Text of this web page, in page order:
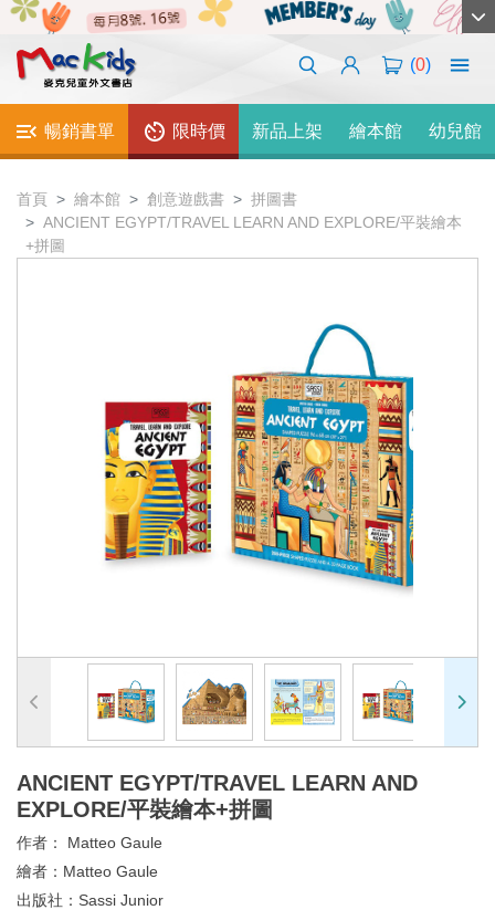
(0)
暢銷書單 限時價 新品上架 繪本館 幼兒館
首頁 繪本館 創意遊戲書
拼圖書
ANCIENT EGYPT/TRAVEL LEARN AND EXPLORE/平裝繪本
+拼圖
ANCIENT EGYPT/TRAVEL LEARN AND
EXPLORE/平裝繪本+拼圖
作者： Matteo Gaule
繪者： Matteo Gaule
出版社： Sassi Junior